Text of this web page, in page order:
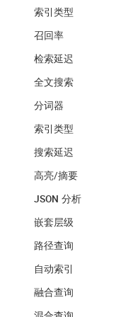
索引类型
召回率
检索延迟
全文搜索
分词器
索引类型
搜索延迟
高亮/摘要
JSON 分析
嵌套层级
路径查询
自动索引
融合查询